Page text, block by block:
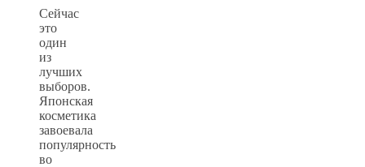
Сейчас
это
один
из
лучших
выборов.
Японская
косметика
завоевала
популярность
во